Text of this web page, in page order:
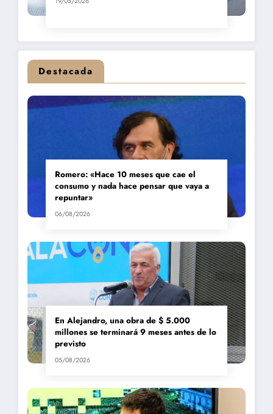
Destacada
Romero: «Hace 10 meses que cae el
consumo y nada hace pensar que vaya a
repuntar»
06/08/2026
En Alejandro, una obra de $ 5.000
millones se terminará 9 meses antes de lo
previsto
05/08/2026